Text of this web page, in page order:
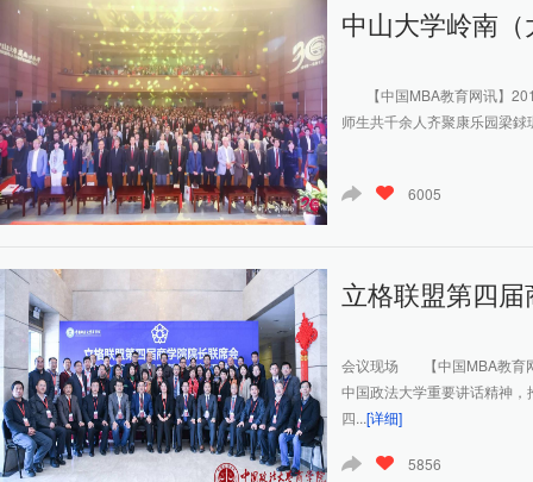
中山大学岭南
【中国MBA教育网讯】
师生共千余人齐聚康乐园梁
6005
立格联盟第四
会议现场 【中国MBA教育网
中国政法大学重要讲话精神
四...[详细]
5856